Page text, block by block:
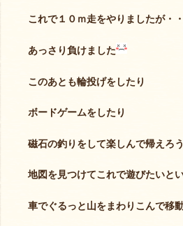
これで１０ｍ走をやりましたが・・
あっさり負けました
このあとも輪投げをしたり
ボードゲームをしたり
磁石の釣りをして楽しんで帰えろ
地図を見つけてこれで遊びたいと
車でぐるっと山をまわりこんで移